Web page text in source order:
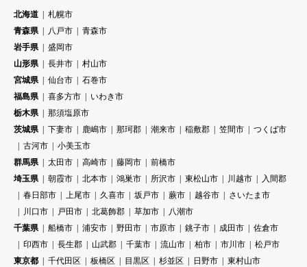
北海道
札幌市
青森県
八戸市
青森市
岩手県
盛岡市
山形県
長井市
村山市
宮城県
仙台市
石巻市
福島県
喜多方市
いわき市
栃木県
那須塩原市
茨城県
下妻市 鹿嶋市 那珂郡 潮来市 稲敷郡 笠間市
つくば市
古河市
小美玉市
群馬県
太田市 高崎市 藤岡市
前橋市
埼玉県
朝霞市 北本市 鴻巣市 所沢市 東松山市 川越市
入間郡
春日部市
上尾市 久喜市 坂戸市 蕨市 越谷市
さいたま市
川口市
戸田市 北葛飾郡 草加市
八潮市
千葉県
船橋市 浦安市 野田市 市原市 銚子市 成田市
佐倉市
印西市
長生郡 山武郡 千葉市 流山市 柏市 市川市
松戸市
東京都
千代田区 板橋区 目黒区 杉並区 日野市
東村山市